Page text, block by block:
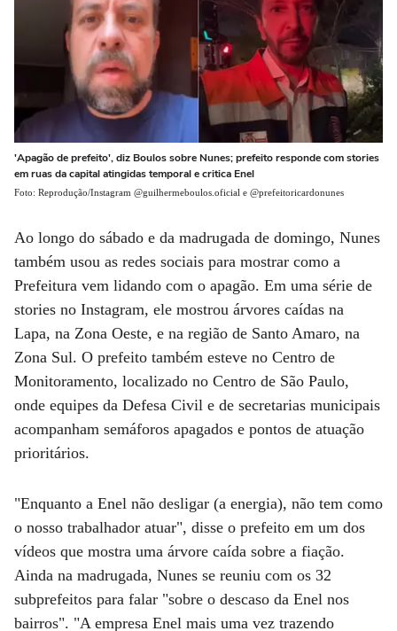
'Apagão de prefeito', diz Boulos sobre Nunes; prefeito responde com stories
em ruas da capital atingidas temporal e critica Enel
Foto: Reprodução/Instagram @guilhermeboulos.oficial e @prefeitoricardonunes
Ao longo do sábado e da madrugada de domingo, Nunes
também usou as redes sociais para mostrar como a
Prefeitura vem lidando com o apagão. Em uma série de
stories no Instagram, ele mostrou árvores caídas na
Lapa, na Zona Oeste, e na região de Santo Amaro, na
Zona Sul. O prefeito também esteve no Centro de
Monitoramento, localizado no Centro de São Paulo,
onde equipes da Defesa Civil e de secretarias municipais
acompanham semáforos apagados e pontos de atuação
prioritários.
"Enquanto a Enel não desligar (a energia), não tem como
o nosso trabalhador atuar", disse o prefeito em um dos
vídeos que mostra uma árvore caída sobre a fiação.
Ainda na madrugada, Nunes se reuniu com os 32
subprefeitos para falar "sobre o descaso da Enel nos
bairros". "A empresa Enel mais uma vez trazendo